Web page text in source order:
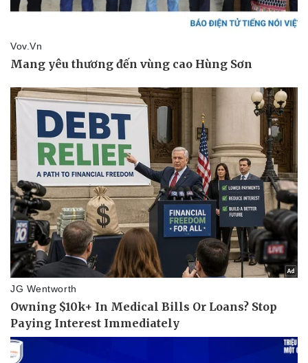
Pháp luật
Vụ án
Tin nóng
Tư vấn luật
Quân sự - Quốc phòng
Vũ khí
Việt Nam
Phân tích